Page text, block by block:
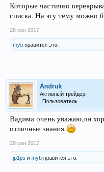
Которые частично
списка. На эту тему можно
28 сен 2017
myb нравится это.
Andruk
Активный трейдер
Пользователь
Вадима очень уважаю,он
отличные знания.
28 сен 2017
jp1ps и myb нравится это.